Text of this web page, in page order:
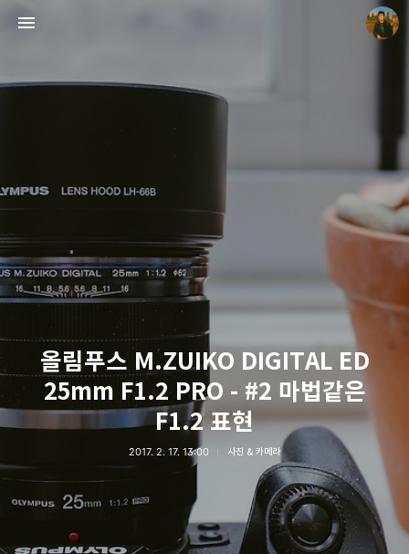
올림푸스 M.ZUIKO DIGITAL ED
25mm F1.2 PRO - #2 마법같은
F1.2 표현
2017. 2. 17. 13:00 사진 & 카메라